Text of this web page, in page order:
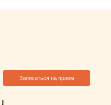
Записаться на прием